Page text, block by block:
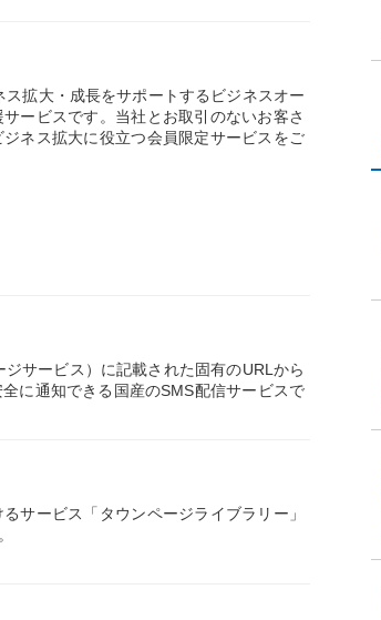
ス拡大・成長をサポートするビジネスオー
ービスです。当社とお取引のないお客さ
ネス拡大に役立つ会員限定サービスをご
サービス）に記載された固有のURLから
に通知できる国産のSMS配信サービスで
サービス「タウンページライブラリー」